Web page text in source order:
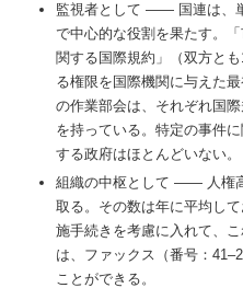
監視者として ―― 国連は、
で中心的な役割を果たす。
関する国際規約」（双方と
る権限を国際機関に与えた
の作業部会は、それぞれ国
を持っている。特定の事件
する政府はほとんどいない。
組織の中枢として ―― 人権
取る。その数は年に平均し
施手続きを考慮に入れて、
は、ファックス（番号：
ことができる。